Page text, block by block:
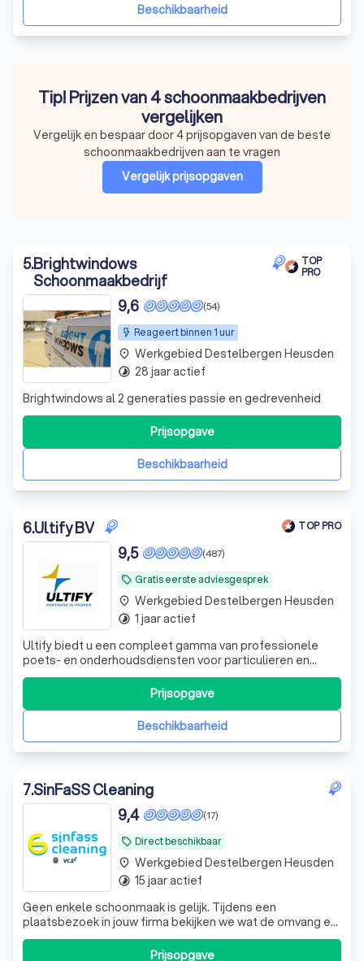
Beschikbaarheid
Tip! Prijzen van 4 schoonmaakbedrijven
vergelijken
Vergelijk en bespaar door 4 prijsopgaven van de beste
schoonmaakbedrijven aan te vragen
Vergelijk prijsopgaven
5.Brightwindows
Schoonmaakbedrijf
TOP
PRO
Reageert binnen 1 uur
(54)
9,6
Brightwindows al 2 generaties passie en gedrevenheid
Beschikbaarheid
Prijsopgave
place Werkgebied Destelbergen Heusden
timelapse 28 jaar actief
6.Ultify BV TOP PRO
local_offer Gratis eerste adviesgesprek
(487)
9,5
Ultify biedt u een compleet gamma van professionele
poets- en onderhoudsdiensten voor particulieren en
bedrijven: professionele schoonmaak, ramenwas,
schoorsteenvegen en ontmossingen.
Beschikbaarheid
Prijsopgave
place Werkgebied Destelbergen Heusden
timelapse 1 jaar actief
7.SinFaSS Cleaning
local_offer Direct beschikbaar
(17)
9,4
Geen enkele schoonmaak is gelijk. Tijdens een
plaatsbezoek in jouw firma bekijken we wat de omvang en
frequentie kan zijn van de schoonmaakopdracht. Op basis
daarvan maken we een prijsofferte voor je op. Je mag een
Prijsopgave
place Werkgebied Destelbergen Heusden
timelapse 15 jaar actief